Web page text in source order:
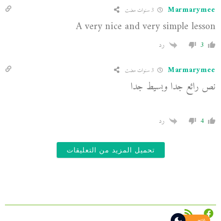
Marmarymee
A very nice and very simple lesson
3 رد
Marmarymee
نص رائع جدا وبسيط جدا
4 رد
تحميل المزيد من التعليقات